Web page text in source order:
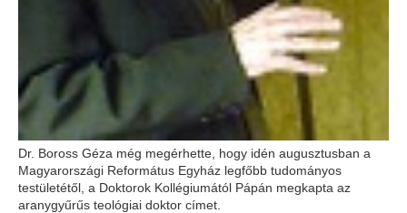
Dr. Boross Géza még megérhette, hogy idén augusztusban a
Magyarországi Református Egyház legfőbb tudományos
testületétől, a Doktorok Kollégiumától Pápán megkapta az
aranygyűrűs teológiai doktor címet.